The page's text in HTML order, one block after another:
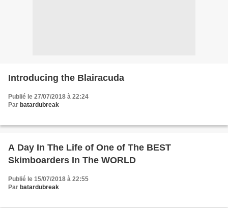
Introducing the Blairacuda
Publié le 27/07/2018 à 22:24
Par batardubreak
A Day In The Life of One of The BEST
Skimboarders In The WORLD
Publié le 15/07/2018 à 22:55
Par batardubreak